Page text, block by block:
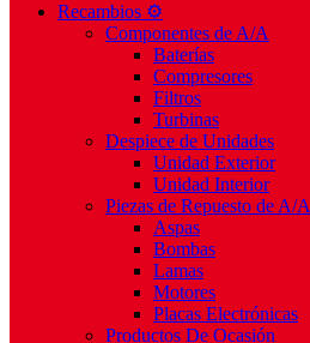
Recambios ⚙️
Componentes de A/A
Baterías
Compresores
Filtros
Turbinas
Despiece de Unidades
Unidad Exterior
Unidad Interior
Piezas de Repuesto de A/A
Aspas
Bombas
Lamas
Motores
Placas Electrónicas
Productos De Ocasión